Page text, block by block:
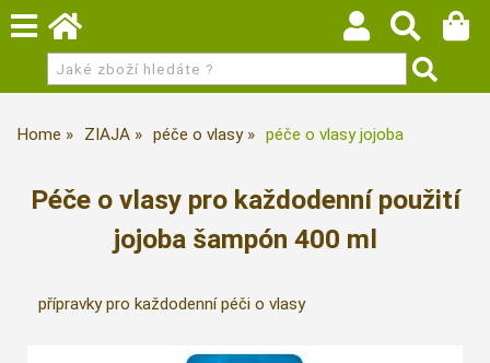
Home ZIAJA péče o vlasy péče o vlasy jojoba
Péče o vlasy pro každodenní použití
jojoba šampón 400 ml
přípravky pro každodenní péči o vlasy